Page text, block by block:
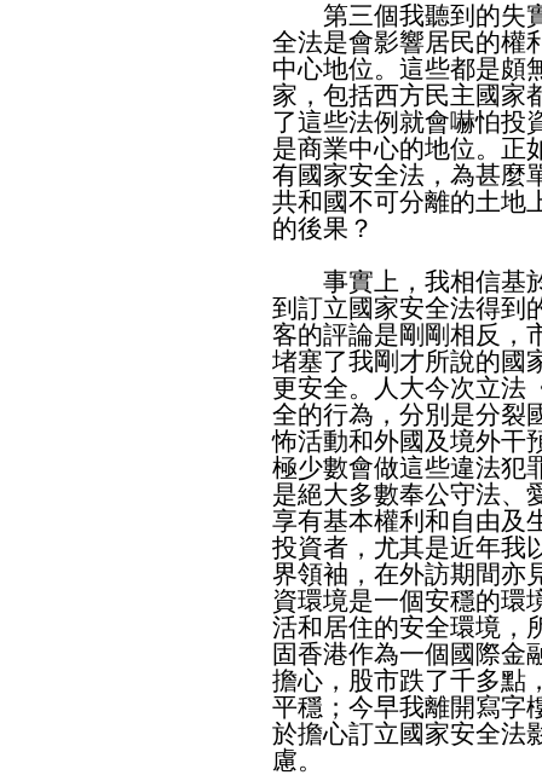
第三個我聽到的失實
全法是會影響居民的權
中心地位。這些都是頗
家，包括西方民主國家
了這些法例就會嚇怕投
是商業中心的地位。正
有國家安全法，為甚麼
共和國不可分離的土地
的後果？
事實上，我相信基於
到訂立國家安全法得到
客的評論是剛剛相反，
堵塞了我剛才所說的國
更安全。人大今次立法
全的行為，分別是分裂
怖活動和外國及境外干
極少數會做這些違法犯
是絕大多數奉公守法、
享有基本權利和自由及
投資者，尤其是近年我
界領袖，在外訪期間亦
資環境是一個安穩的環
活和居住的安全環境，
固香港作為一個國際金
擔心，股市跌了千多點
平穩；今早我離開寫字
於擔心訂立國家安全法
慮。